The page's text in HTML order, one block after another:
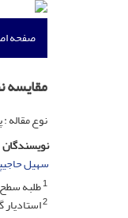
صفحه
مقایسه
نوع مقاله
نویسندگان
سهیل
1طلبه
2